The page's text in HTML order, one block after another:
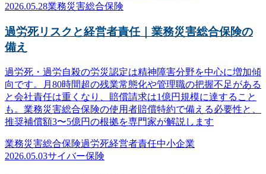
2026.05.28業務災害総合保険
過労死リスクと経営者責任｜業務災害総合保険の
備え
過労死・過労自殺の労災認定は精神障害分野を中心に増加傾
向です。月80時間超の残業常態化や管理職の把握不足がある
と会社責任は重くなり、賠償請求は1億円規模に達すること
も。業務災害総合保険の使用者賠償特約で備える必要性と、
推奨補償額3〜5億円の根拠を専門家が解説します
業務災害総合保険過労死経営者責任中小企業
2026.05.03サイバー保険